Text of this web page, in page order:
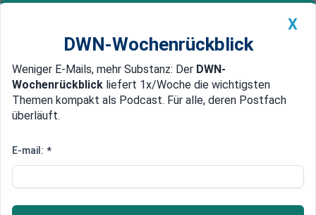
Newsticker MEIN DWN: Geldanlage Premium
Edelmetalle DWN-Magazin China
Windkraft-Konzern Siemens
vom Staat
X
DWN-Wochenrückblick
Weniger E-Mails, mehr Substanz: Der DWN-
Wochenrückblick liefert 1x/Woche die wichtigsten
Themen kompakt als Podcast. Für alle, deren Postfach
überläuft.
E-mail: *